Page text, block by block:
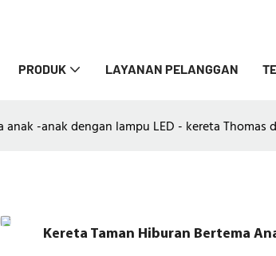
PRODUK LAYANAN PELANGGAN
-anak dengan lampu LED - kereta Thomas
Kereta Taman Hiburan Bertema